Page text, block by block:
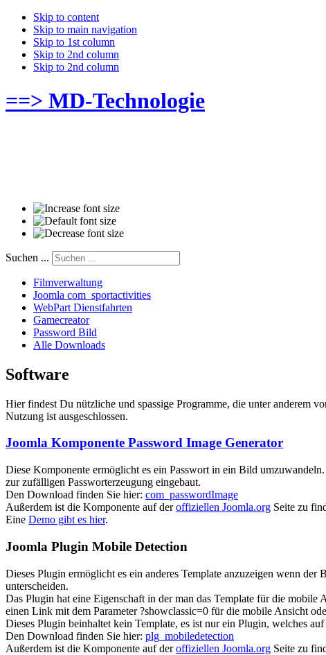
Skip to content
Skip to main navigation
Skip to 1st column
Skip to 2nd column
Skip to 2nd column
==> MD-Technologie
Suchen ...
Filmverwaltung
Joomla com_sportactivities
WebPart Dienstfahrten
Gamecreator
Password Bild
Alle Downloads
Software
Hier findest Du nützliche und spassige Programme, die unter anderem
Nutzung ist ausgeschlossen.
Joomla Komponente Password Image Generator
Diese Komponente ermöglicht es ein Passwort in ein Bild
zur zufälligen Passworterzeugung eingebaut.
Den Download finden Sie hier: com_passwordImage
Außerdem ist die Komponente auf deroffiziellen Joomla.org Seite zu
Eine Demo gibt es hier.
Joomla Plugin Mobile Detection
Dieses Plugin ermöglicht es ein anderes Template anzuzeigen wenn
unterscheiden.
Das Plugin hat eine Eigenschaft in der man das Template für die
einen Link mit dem Parameter ?showclassic=0 für die mobile Ansicht
Dieses Plugin beinhaltet kein Template, es ist nur ein Plugin, welches
Den Download finden Sie hier: plg_mobiledetection
Außerdem ist die Komponente auf deroffiziellen Joomla.org Seite zu